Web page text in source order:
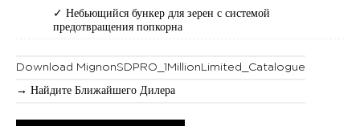
✓ Небьющийся бункер для зерен с системой
предотвращения попкорна
Download MignonSDPRO_1MillionLimited_Catalogue
→ Найдите Ближайшего Дилера